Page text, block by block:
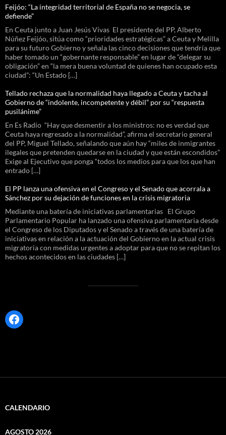
Feijóo: “La integridad territorial de España no se negocia, se
defiende”
En Ceuta junto a Juan Jesús Vivas El presidente del PP, Alberto
Núñez Feijóo, sitúa como “prioridades estratégicas” a Ceuta y Melilla
para su futuro Gobierno y señala las cinco decisiones que tendría que
haber tomado un “gobernante responsable” en lugar de “delegar su
obligación” en “la mera buena voluntad de quienes han ocupado esta
ciudad”: “Un Estado […]
Tellado rechaza que la normalidad haya llegado a Ceuta y tacha al
Gobierno de “indolente, incompetente y débil” por su “respuesta
pusilánime”
En Es Radio “Hay que desmentir a los ministros: no es verdad que
Ceuta haya regresado a la normalidad”, afirma el secretario general
del PP, Miguel Tellado, señalando que aún hay “miles de inmigrantes
ilegales que pretenden quedarse en la ciudad y que están escondidos”
Exige al Ejecutivo que ponga “todos los medios para que los que han
entrado […]
El PP lanza una ofensiva en el Congreso y el Senado que acorrala a
Sánchez por su dejación de funciones en la crisis migratoria
Mediante una batería de iniciativas parlamentarias El Grupo
Parlamentario Popular ha lanzado una ofensiva parlamentaria desde
el Congreso de los Diputados y el Senado a través de una batería de
iniciativas en relación a la actuación del Gobierno en la actual crisis
migratoria con medidas urgentes a adoptar para que no se repitan los
hechos acontecidos en las ciudades […]
Facebook
CALENDARIO
AGOSTO 2026